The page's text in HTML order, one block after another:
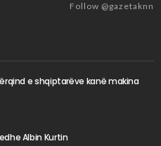
Follow @gazetaknn
e shqiptarëve kanë makina
Albin Kurtin